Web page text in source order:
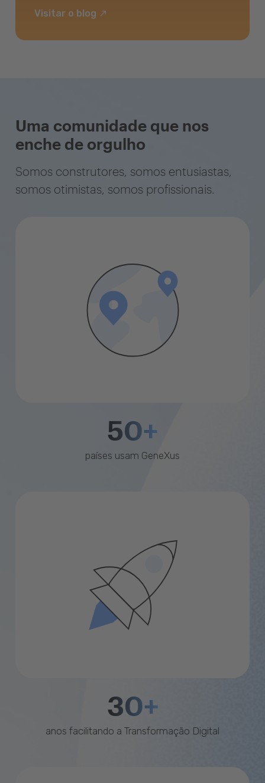
Visitar o blog
Uma comunidade que nos
enche de orgulho
Somos construtores, somos entusiastas,
somos otimistas, somos profissionais.
50+
países usam GeneXus
30+
anos facilitando a Transformação Digital